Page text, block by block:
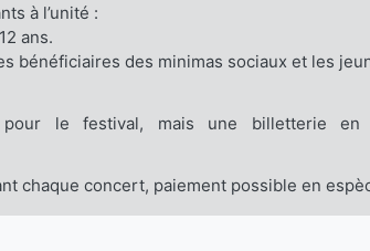
à l’unité :
ans.
bénéficiaires des minimas sociaux et les
pour le festival, mais une billetterie
chaque concert, paiement possible en